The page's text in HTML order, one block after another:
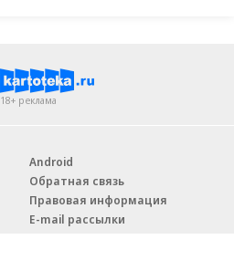
18+ реклама
Android
Обратная связь
Правовая информация
E-mail рассылки